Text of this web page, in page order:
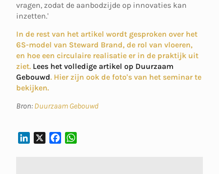
vragen, zodat de aanbodzijde op innovaties kan
inzetten.'
In de rest van het artikel wordt gesproken over het
6S-model van Steward Brand, de rol van vloeren,
en hoe een circulaire realisatie er in de praktijk uit
ziet. Lees het volledige artikel op Duurzaam
Gebouwd. Hier zijn ook de foto's van het seminar te
bekijken.
Bron: Duurzaam Gebouwd